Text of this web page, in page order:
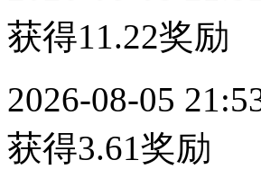
获得11.22奖励
2026-08-05
获得3.61奖励